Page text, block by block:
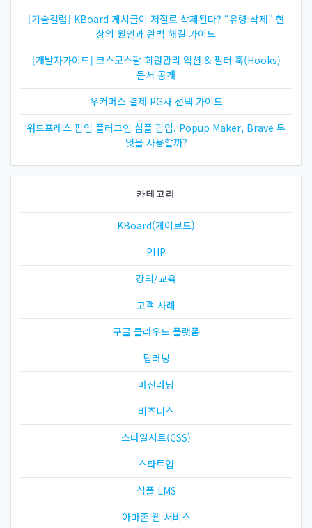
[기술컬럼] KBoard 게시글이 저절로 삭제된다? “유령 삭제” 현
상의 원인과 완벽 해결 가이드
[개발자가이드] 코스모스팜 회원관리 액션 & 필터 훅(Hooks)
문서 공개
우커머스 결제 PG사 선택 가이드
워드프레스 팝업 플러그인 심플 팝업, Popup Maker, Brave 무
엇을 사용할까?
카테고리
KBoard(케이보드)
PHP
강의/교육
고객 사례
구글 클라우드 플랫폼
딥러닝
머신러닝
비즈니스
스타일시트(CSS)
스타트업
심플 LMS
아마존 웹 서비스